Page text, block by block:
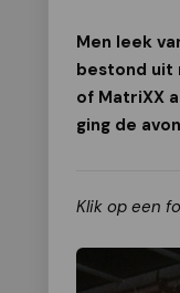
Men leek
bestond uit
of MatriXX
ging de
Klik op een